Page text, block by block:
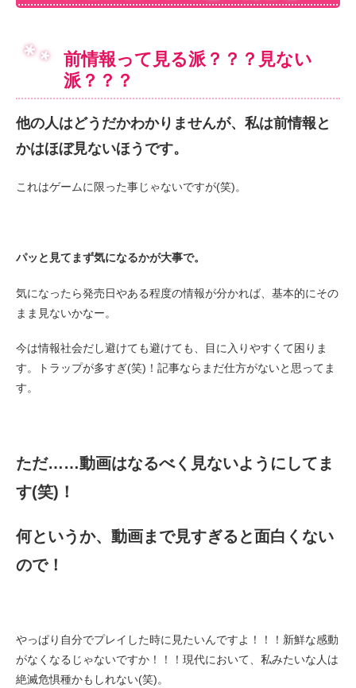
前情報って見る派？？？見ない
派？？？
他の人はどうだかわかりませんが、私は前情報と
かはほぼ見ないほうです。
これはゲームに限った事じゃないですが(笑)。
パッと見てまず気になるかが大事で。
気になったら発売日やある程度の情報が分かれば、基本的にその
まま見ないかなー。
今は情報社会だし避けても避けても、目に入りやすくて困りま
す。トラップが多すぎ(笑)！記事ならまだ仕方がないと思ってま
す。
ただ……動画はなるべく見ないようにしてま
す(笑)！
何というか、動画まで見すぎると面白くない
ので！
やっぱり自分でプレイした時に見たいんですよ！！！新鮮な感動
がなくなるじゃないですか！！！現代において、私みたいな人は
絶滅危惧種かもしれない(笑)。